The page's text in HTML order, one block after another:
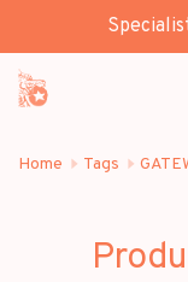
Home Tags